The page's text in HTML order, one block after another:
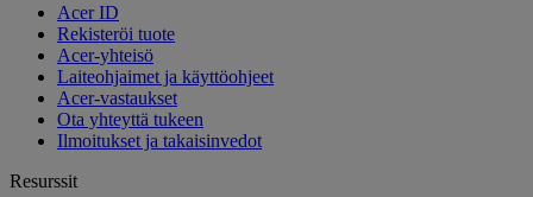
Acer ID
Rekisteröi tuote
Acer-yhteisö
Laiteohjaimet ja käyttöohjeet
Acer-vastaukset
Ota yhteyttä tukeen
Ilmoitukset ja takaisinvedot
Resurssit